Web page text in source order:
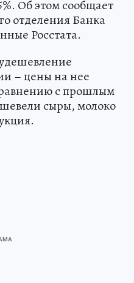
Об этом сообщает
отделения Банка
Росстата.
– цены на нее
с прошлым
сыры, молоко